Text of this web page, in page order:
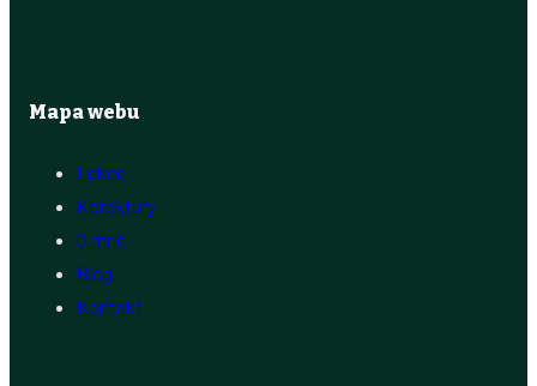
Mapa webu
Lekce
Korektury
O mně
Blog
Kontakt